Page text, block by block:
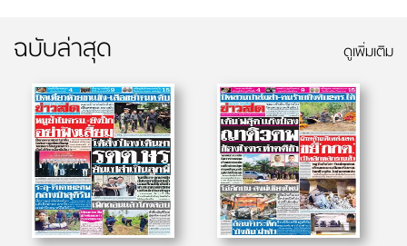
ฉบับล่าสุด ดูเพิ่มเติม